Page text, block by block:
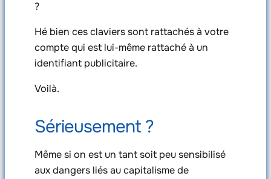
?
Hé bien ces claviers sont rattachés à votre
compte qui est lui-même rattaché à un
identifiant publicitaire.
Voilà.
Sérieusement ?
Même si on est un tant soit peu sensibilisé
aux dangers liés au capitalisme de